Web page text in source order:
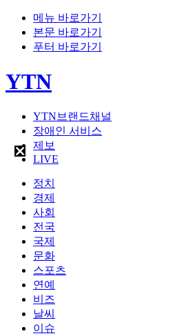
메뉴 바로가기
본문 바로가기
푸터 바로가기
YTN
YTN브랜드채널
장애인 서비스
제보
LIVE
정치
경제
사회
전국
국제
문화
스포츠
연예
비즈
날씨
이슈